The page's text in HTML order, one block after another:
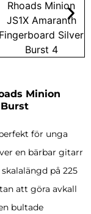
Minion
för unga
en bärbar gitarr
på 225
att göra avkall
bultade